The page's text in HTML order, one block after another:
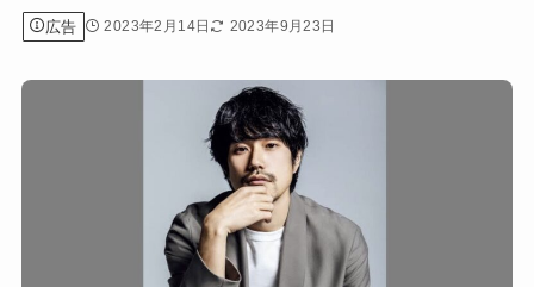
広告 2023年2月14日 2023年9月23日